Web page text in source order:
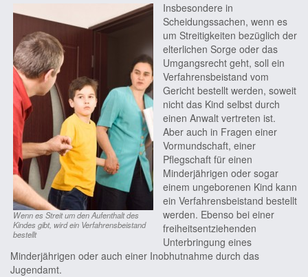
Wenn es Streit um den Aufenthalt des
Kindes gibt, wird ein Verfahrensbeistand
bestellt
Insbesondere in
Scheidungssachen, wenn es
um Streitigkeiten bezüglich der
elterlichen Sorge oder das
Umgangsrecht geht, soll ein
Verfahrensbeistand vom
Gericht bestellt werden, soweit
nicht das Kind selbst durch
einen Anwalt vertreten ist.
Aber auch in Fragen einer
Vormundschaft, einer
Pflegschaft für einen
Minderjährigen oder sogar
einem ungeborenen Kind kann
ein Verfahrensbeistand bestellt
werden. Ebenso bei einer
freiheitsentziehenden
Unterbringung eines
Minderjährigen oder auch einer Inobhutnahme durch das
Jugendamt.